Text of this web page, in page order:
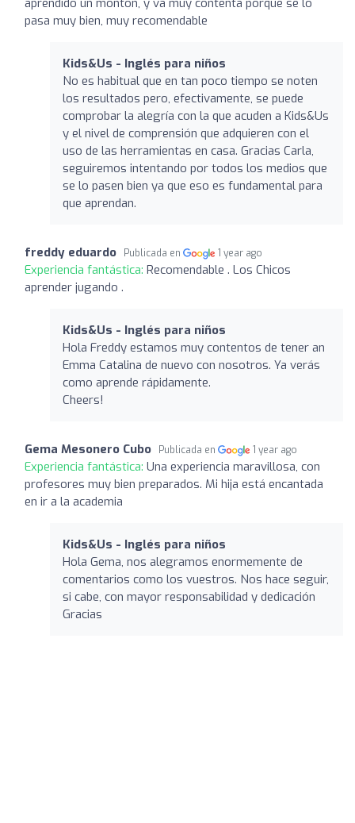
pasa muy bien, muy recomendable
Kids&Us - Inglés para niños
No es habitual que en tan poco tiempo se noten
los resultados pero, efectivamente, se puede
comprobar la alegría con la que acuden a Kids&Us
y el nivel de comprensión que adquieren con el
uso de las herramientas en casa. Gracias Carla,
seguiremos intentando por todos los medios que
se lo pasen bien ya que eso es fundamental para
que aprendan.
freddy eduardo Publicada en 1 year ago
Experiencia fantástica: Recomendable . Los Chicos
aprender jugando .
Kids&Us - Inglés para niños
Hola Freddy estamos muy contentos de tener an
Emma Catalina de nuevo con nosotros. Ya verás
como aprende rápidamente.
Cheers!
Gema Mesonero Cubo Publicada en 1 year ago
Experiencia fantástica: Una experiencia maravillosa, con
profesores muy bien preparados. Mi hija está encantada
en ir a la academia
Kids&Us - Inglés para niños
Hola Gema, nos alegramos enormemente de
comentarios como los vuestros. Nos hace seguir,
si cabe, con mayor responsabilidad y dedicación
Gracias